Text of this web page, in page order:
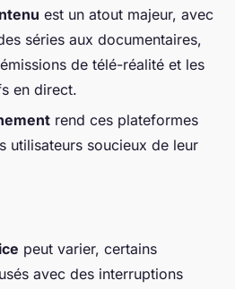
est un atout majeur, avec
séries aux documentaires,
de télé-réalité et les
en direct.
rend ces plateformes
utilisateurs soucieux de leur
peut varier, certains
avec des interruptions